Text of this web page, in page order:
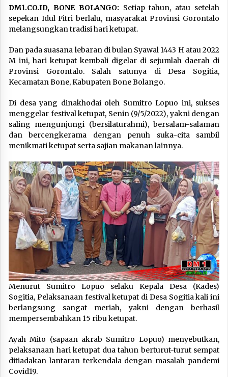
DM1.CO.ID, BONE BOLANGO: Setiap tahun, atau setelah
sepekan Idul Fitri berlalu, masyarakat Provinsi Gorontalo
melangsungkan tradisi hari ketupat.
Dan pada suasana lebaran di bulan Syawal 1443 H atau 2022
M ini, hari ketupat kembali digelar di sejumlah daerah di
Provinsi Gorontalo. Salah satunya di Desa Sogitia,
Kecamatan Bone, Kabupaten Bone Bolango.
Di desa yang dinakhodai oleh Sumitro Lopuo ini, sukses
menggelar festival ketupat, Senin (9/5/2022), yakni dengan
saling mengunjungi (bersilaturahmi), bersalam-salaman
dan bercengkerama dengan penuh suka-cita sambil
menikmati ketupat serta sajian makanan lainnya.
Menurut Sumitro Lopuo selaku Kepala Desa (Kades)
Sogitia, Pelaksanaan festival ketupat di Desa Sogitia kali ini
berlangsung sangat meriah, yakni dengan berhasil
mempersembahkan 15 ribu ketupat.
Ayah Mito (sapaan akrab Sumitro Lopuo) menyebutkan,
pelaksanaan hari ketupat dua tahun berturut-turut sempat
ditiadakan lantaran terkendala dengan masalah pandemi
Covid19.